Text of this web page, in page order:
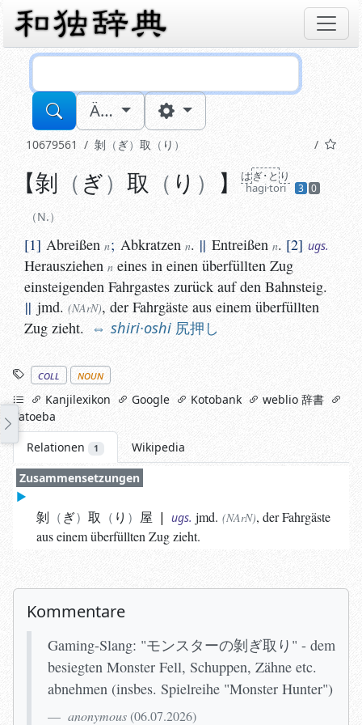
Ä…
10679561 剝 ぎ 取 り
N.
Abreißen
【剝 ぎ 取 り 】 は ぎ･とり
hagi·tori
3 0
N.
1 Abreißen n; Abkratzen n. || Entreißen n. 2 ugs.
Herausziehen n eines in einen überfüllten Zug
einsteigenden Fahrgastes zurück auf den Bahnsteig.
|| jmd. (NArN), der Fahrgäste aus einem überfüllten
Zug zieht.
shiri·oshi 尻押し
Stichworte
coll
noun
linksKanjilexikon Google Kotobank
weblio 辞書
Tatoeba
Relationen
1
Wikipedia
Zusammensetzungen
剝 ぎ 取 り 屋 | ugs. jmd. (NArN), der Fahrgäste
aus einem überfüllten Zug zieht.
Kommentare
Gaming-Slang: "モンスターの剝ぎ取り" - dem
besiegten Monster Fell, Schuppen, Zähne etc.
abnehmen (insbes. Spielreihe "Monster Hunter")
anonymous (06.07.2026)